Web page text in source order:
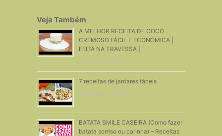
Veja Também
A MELHOR RECEITA DE COCO
CREMOSO FÁCIL E ECONÔMICA |
FEITA NA TRAVESSA |
14 Janeiro, 2021
7 receitas de jantares fáceis
17 Fevereiro, 2019
BATATA SMILE CASEIRA (Como fazer
batata sorriso ou carinha) – Receitas